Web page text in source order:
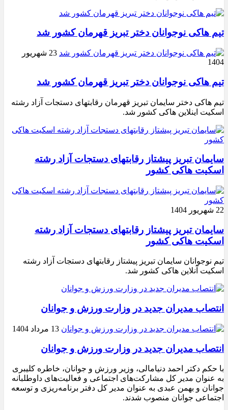
تیم هاکی نوجوانان دختر تبریز قهرمان کشور شد
23 شهریور
1404
تیم هاکی نوجوانان دختر تبریز قهرمان کشور شد
تیم هاکی دختر سایمان تبریز قهرمان رقابتهای دستجات آزاد رشته
اسکیت اینلاین هاکی کشور شد.
سایمان تبریز پیشتاز رقابتهای دستجات آزاد رشته
اسکیت هاکی کشور
22 شهریور 1404
سایمان تبریز پیشتاز رقابتهای دستجات آزاد رشته
اسکیت هاکی کشور
تیم نوجوانان سایمان تبریز پیشتاز رقابتهای دستجات آزاد رشته
اسکیت آنلاین هاکی کشور شد.
انتصاب مدیران جدید در وزارت ورزش و جوانان
13 مرداد 1404
انتصاب مدیران جدید در وزارت ورزش و جوانان
با حکم دکتر احمد دنیامالی، وزیر ورزش و جوانان، خاطره کلیبری
به عنوان مدیر کل مشارکت‌های اجتماعی و فعالیت‌های داوطلبانه
جوانان و بهمن عبدی به عنوان مدیر کل دفتر برنامه‌ریزی و توسعه
اجتماعی جوانان منصوب شدند.